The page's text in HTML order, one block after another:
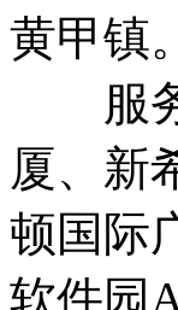
黄甲镇。
服务
厦、新
顿国际
软件园